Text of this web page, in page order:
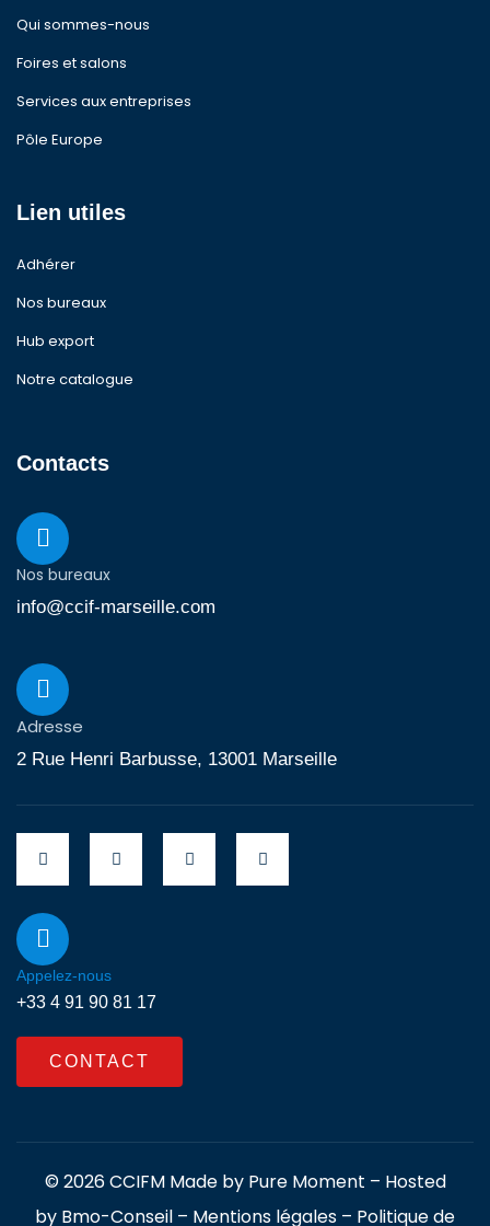
Qui sommes-nous
Foires et salons
Services aux entreprises
Pôle Europe
Lien utiles
Adhérer
Nos bureaux
Hub export
Notre catalogue
Contacts
Nos bureaux
info@ccif-marseille.com
Adresse
2 Rue Henri Barbusse, 13001 Marseille
Appelez-nous
+33 4 91 90 81 17
CONTACT
© 2026 CCIFM Made by Pure Moment – Hosted
by Bmo-Conseil – Mentions légales – Politique de